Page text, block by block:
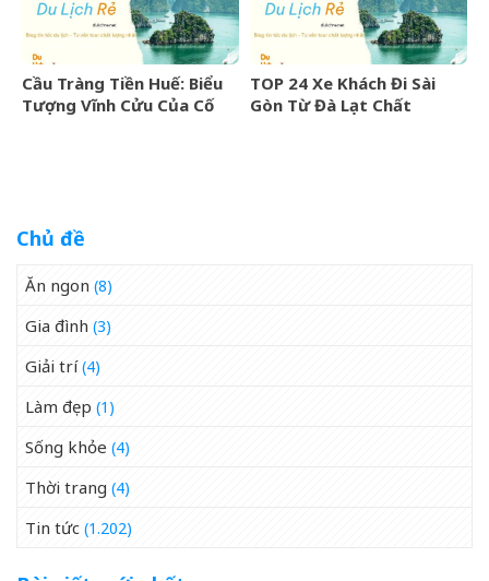
Cầu Tràng Tiền Huế: Biểu
Tượng Vĩnh Cửu Của Cố
TOP 24 Xe Khách Đi Sài
Gòn Từ Đà Lạt Chất
Chủ đề
Ăn ngon (8)
Gia đình (3)
Giải trí(4)
Làm đẹp (1)
Sống khỏe (4)
Thời trang (4)
Tin tức (1.202)